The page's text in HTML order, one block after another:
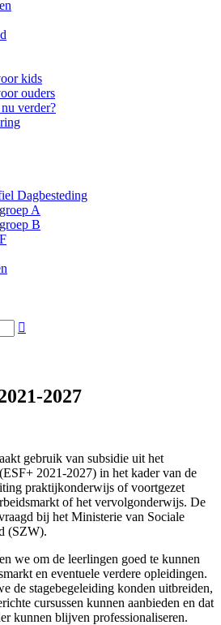
kids
ouders
verder?
Dagbesteding
A
B

2027
gebruik van subsidie uit het
(ESF+ 2021-2027) in het kader van de
praktijkonderwijs of voortgezet
of het vervolgonderwijs. De
bij het Ministerie van Sociale
(SZW).
we om de leerlingen goed te kunnen
en eventuele verdere opleidingen.
de stagebegeleiding konden uitbreiden,
cursussen kunnen aanbieden en dat
kunnen blijven professionaliseren.